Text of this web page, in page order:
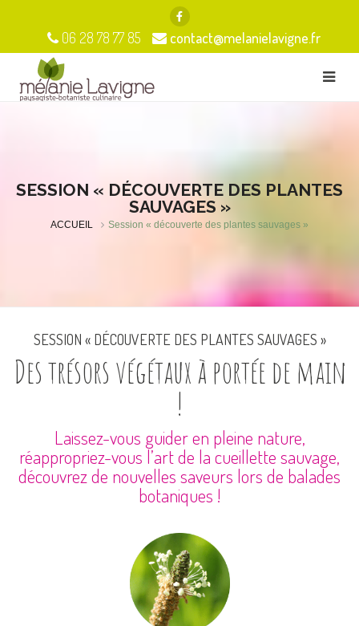
06 28 78 77 85 contact@melanielavigne.fr
SESSION « DÉCOUVERTE DES PLANTES
SAUVAGES »
ACCUEIL Session « découverte des plantes sauvages »
SESSION « DÉCOUVERTE DES PLANTES SAUVAGES »
Des trésors végétaux à portée de main
!
Laissez-vous guider en pleine nature,
réappropriez-vous l’art de la cueillette sauvage,
découvrez de nouvelles saveurs lors de balades
botaniques !